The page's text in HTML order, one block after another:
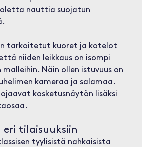
nauttia suojatun
tarkoitetut kuoret ja kotelot
niiden leikkaus on isompi
Näin ollen istuvuus on
kameraa ja salamaa.
kosketusnäytön lisäksi
eri tilaisuuksiin
tyylisistä nahkaisista